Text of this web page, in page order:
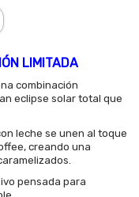
LIMITADA
combinación
eclipse solar total que
leche se unen al toque
creando una
pensada para